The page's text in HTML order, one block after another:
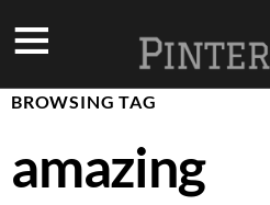
BROWSING TAG
amazing